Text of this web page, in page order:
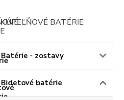
KÚPEĽŇOVÉ BATÉRIE
Batérie - zostavy
Bidetové batérie